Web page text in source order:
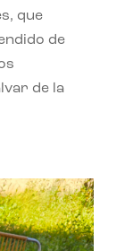
que
de
de la